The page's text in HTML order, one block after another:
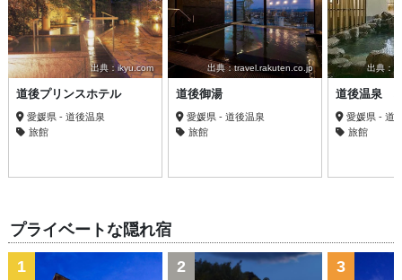
出典：ikyu.com
道後プリンスホテル
愛媛県 - 道後温泉
旅館
出典：travel.rakuten.co.jp
道後御湯
愛媛県 - 道後温泉
旅館
出典：
道後温泉
愛媛県 - 道
旅館
プライベートな隠れ宿
1 2 3